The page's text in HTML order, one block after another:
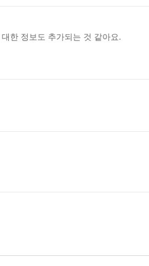
한 정보도 추가되는 것 같아요.